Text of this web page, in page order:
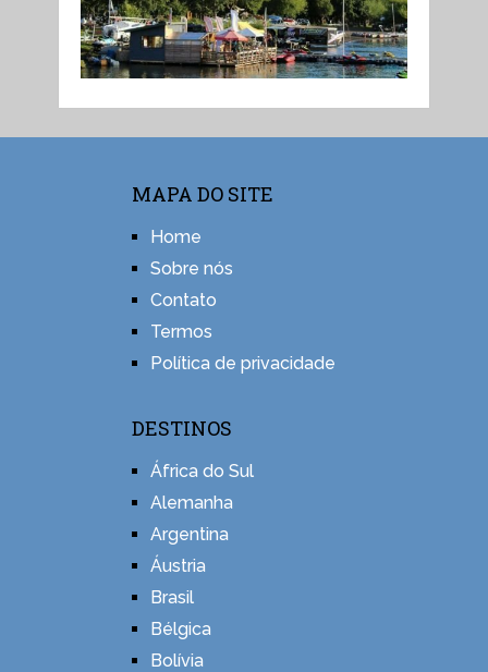
MAPA DO SITE
Home
Sobre nós
Contato
Termos
Política de privacidade
DESTINOS
África do Sul
Alemanha
Argentina
Áustria
Brasil
Bélgica
Bolívia